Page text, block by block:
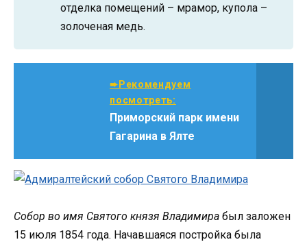
отделка помещений – мрамор, купола –
золоченая медь.
➨Рекомендуем
посмотреть:
Приморский парк имени
Гагарина в Ялте
Собор во имя Святого князя Владимира был заложен
15 июля 1854 года. Начавшаяся постройка была